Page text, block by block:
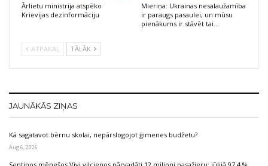
Ārlietu ministrija atspēko
Krievijas dezinformāciju
Mieriņa: Ukrainas nesalaužamība
ir paraugs pasaulei, un mūsu
pienākums ir stāvēt tai…
ATPAKAĻ TĀLĀK
JAUNĀKĀS ZIŅAS
Kā sagatavot bērnu skolai, nepārslogojot ģimenes budžetu?
Aug 6, 2026